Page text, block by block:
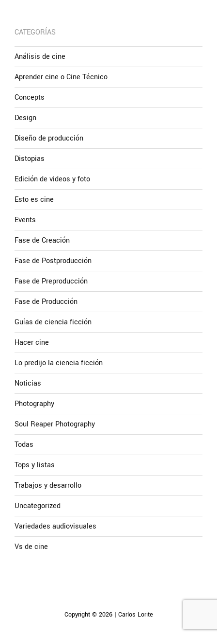
CATEGORÍAS
Análisis de cine
Aprender cine o Cine Técnico
Concepts
Design
Diseño de producción
Distopias
Edición de videos y foto
Esto es cine
Events
Fase de Creación
Fase de Postproducción
Fase de Preproducción
Fase de Producción
Guías de ciencia ficción
Hacer cine
Lo predijo la ciencia ficción
Noticias
Photography
Soul Reaper Photography
Todas
Tops y listas
Trabajos y desarrollo
Uncategorized
Variedades audiovisuales
Vs de cine
Copyright © 2026 | Carlos Lorite